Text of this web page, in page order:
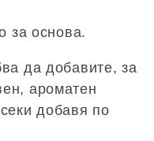
за основа.
да добавите, за
ароматен
добавя по